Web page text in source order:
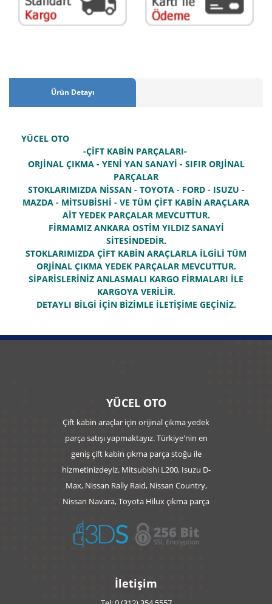
Ürün Detayı
YÜCEL OTO
-ÇİFT KABİN PARÇALARI-
ORJİNAL ÇIKMA - YENİ YAN SANAYİ - SIFIR ORJİNAL
PARÇALAR
STOKLARIMIZDA NİSSAN - TOYOTA - FORD - ISUZU -
MAZDA - MİTSUBİSHİ - VE TÜM ÇİFT KABİN ARAÇLARA
AİT YEDEK PARÇALAR MEVCUTTUR.
FİRMAMIZ ANKARA OSTİM YILDIZ SANAYİ
SİTESİNDEDİR.
STOKLARIMIZDA ÇİFT KABİN ARAÇLARLA İLGİLİ TÜM
ORJİNAL ÇIKMA YEDEK PARÇALAR MEVCUTTUR.
SİPARİSLERİNİZ ANLASMALI KARGO FİRMALARI İLE
KARGOYA VERİLİR.
DETAYLI BİLGİ İÇİN BİZİMLE İLETİŞİME GEÇİNİZ.
YÜCEL OTO
Çift kabin araçlar için orijinal çıkma yedek
parça satışı yapmaktayız. Türkiye'nin en
geniş çift kabin çıkma parça stoğu ile
hizmetinizdeyiz. Mitsubishi L200, Isuzu D-
Max, Nissan Rally Raid, Nissan Country,
Nissan Navara, Toyota Hilux çıkma parça
İletişim